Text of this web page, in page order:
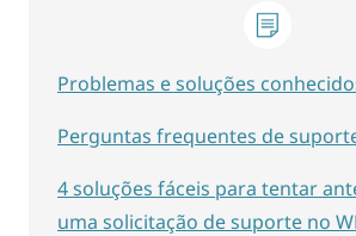
Problemas e soluções
Perguntas frequentes de
4 soluções fáceis para tentar
uma solicitação de suporte no